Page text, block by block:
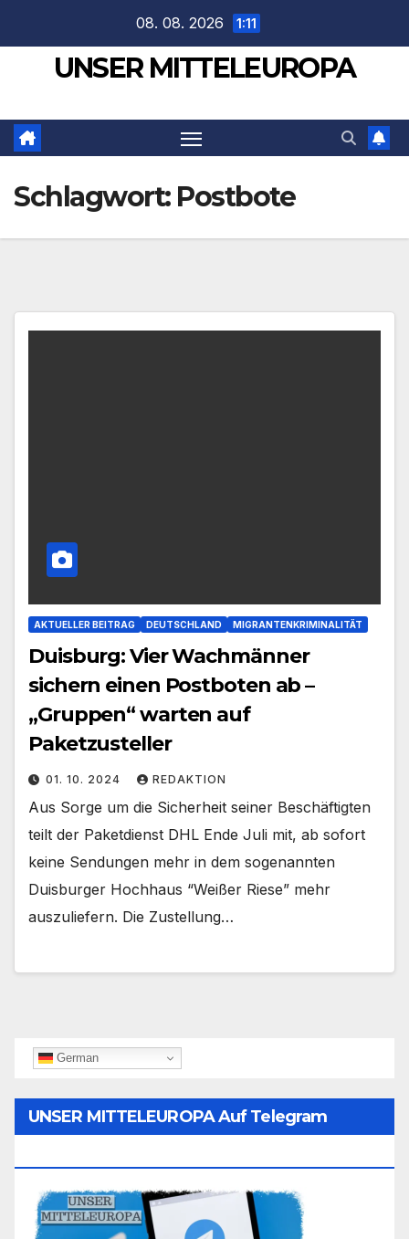
springen
08. 08. 2026 1:11
UNSER MITTELEUROPA
Schlagwort: Postbote
AKTUELLER BEITRAG DEUTSCHLAND MIGRANTENKRIMINALITÄT
Duisburg: Vier Wachmänner
sichern einen Postboten ab –
„Gruppen“ warten auf
Paketzusteller
01. 10. 2024 REDAKTION
Aus Sorge um die Sicherheit seiner Beschäftigten
teilt der Paketdienst DHL Ende Juli mit, ab sofort
keine Sendungen mehr in dem sogenannten
Duisburger Hochhaus “Weißer Riese” mehr
auszuliefern. Die Zustellung…
German
UNSER MITTELEUROPA Auf Telegram